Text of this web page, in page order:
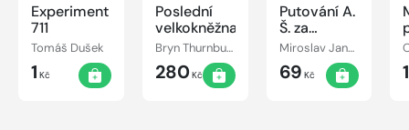
Experiment
711
Tomáš Dušek
1 Kč
Poslední
velkokněžna
Bryn Thurnbullová
280Kč
Putování A.
Š. za
lidskou
důstojností
Miroslav Jandovský
69 Kč